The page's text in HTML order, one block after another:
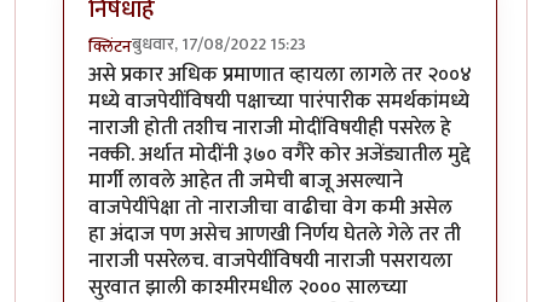
निषेधार्ह
क्लिंटनबुधवार, 17/08/2022 15:23
In reply toकेंद्रीय मंत्री हरदीप सिंग पुरी म्हणतातby
असे प्रकार अधिक प्रमाणात व्हायला लागले तर २००४
मध्ये वाजपेयींविषयी पक्षाच्या पारंपारीक समर्थकांमध्ये
नाराजी होती तशीच नाराजी मोदींविषयीही पसरेल हे
नक्की. अर्थात मोदींनी ३७० वगैरे कोर अजेंड्यातील मुद्दे
मार्गी लावले आहेत ती जमेची बाजू असल्याने
वाजपेयींपेक्षा तो नाराजीचा वाढीचा वेग कमी असेल
हा अंदाज पण असेच आणखी निर्णय घेतले गेले तर ती
नाराजी पसरेलच. वाजपेयींविषयी नाराजी पसरायला
सुरवात झाली काश्मीरमधील २००० सालच्या